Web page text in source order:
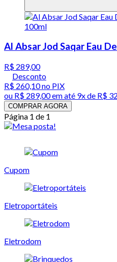
Al Absar Jod Saqar Eau
R$ 289,00
Desconto
R$ 260,10no PIX
ou R$ 289,00em até 9x de R$
COMPRAR AGORA
Página 1 de 1
Cupom
Eletroportáteis
Eletrodom